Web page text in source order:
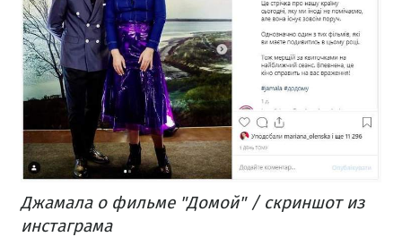
Джамала о фильме "Домой" / скриншот из
инстаграма